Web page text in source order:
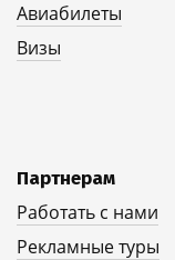
Авиабилеты
Визы
Партнерам
Работать с нами
Рекламные туры